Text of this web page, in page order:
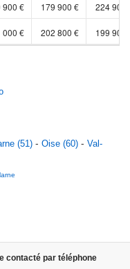
900 € 179 900 € 224 900
000 € 202 800 € 199 900
(51) Oise (60)
Val-
contacté par téléphone